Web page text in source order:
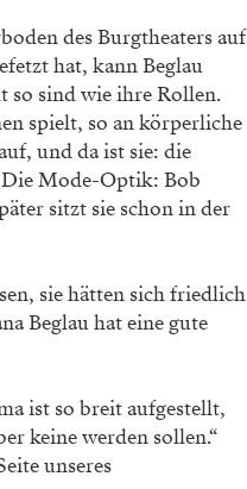
des Burgtheaters auf
hat, kann Beglau
so sind wie ihre Rollen.
spielt, so an körperliche
und da ist sie: die
Die Mode-Optik: Bob
sitzt sie schon in der
sie hätten sich friedlich
Beglau hat eine gute
ist so breit aufgestellt,
keine werden sollen.“
unseres